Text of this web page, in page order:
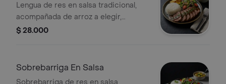
Lengua de res en salsa tradicional,
acompañada de arroz a elegir,
ensalada a elegir, patacones y sopa.
$ 28.000
Sobrebarriga En Salsa